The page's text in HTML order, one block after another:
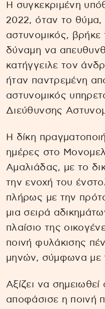
Η συγκεκριμένη
2022, όταν το θύμα,
αστυνομικός, βρήκε
δύναμη να
κατήγγειλε τον
ήταν παντρεμένη
αστυνομικός
Διεύθυνσης
Η δίκη
ημέρες στο
Αμαλιάδας, με το
την ενοχή του
πλήρως με την
μια σειρά
πλαίσιο της
ποινή φυλάκισης
μηνών, σύμφωνα με
Αξίζει να σημειωθεί
αποφάσισε η ποινή